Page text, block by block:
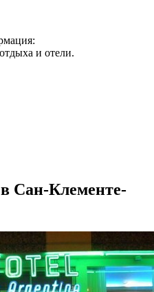
и отели.
Сан-Клементе-